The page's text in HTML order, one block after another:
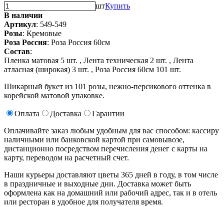
штКупить
В наличии
Артикул: 549-549
Розы: Кремовые
Роза Россия: Роза Россия 60см
Состав:
Пленка матовая 5 шт. , Лента техническая 2 шт. , Лента
атласная (широкая) 3 шт. , Роза Россия 60см 101 шт.
Шикарный букет из 101 розы, нежно-персикового оттенка в
корейской матовой упаковке.
Оплата Доставка
Гарантии
Оплачивайте заказ любым удобным для вас способом: кассиру
наличными или банковской картой при самовывозе,
дистанционно посредством перечисления денег с карты на
карту, переводом на расчетный счет.
Наши курьеры доставляют цветы 365 дней в году, в том числе
в праздничные и выходные дни. Доставка может быть
оформлена как на домашний или рабочий адрес, так и в отель
или ресторан в удобное для получателя время.